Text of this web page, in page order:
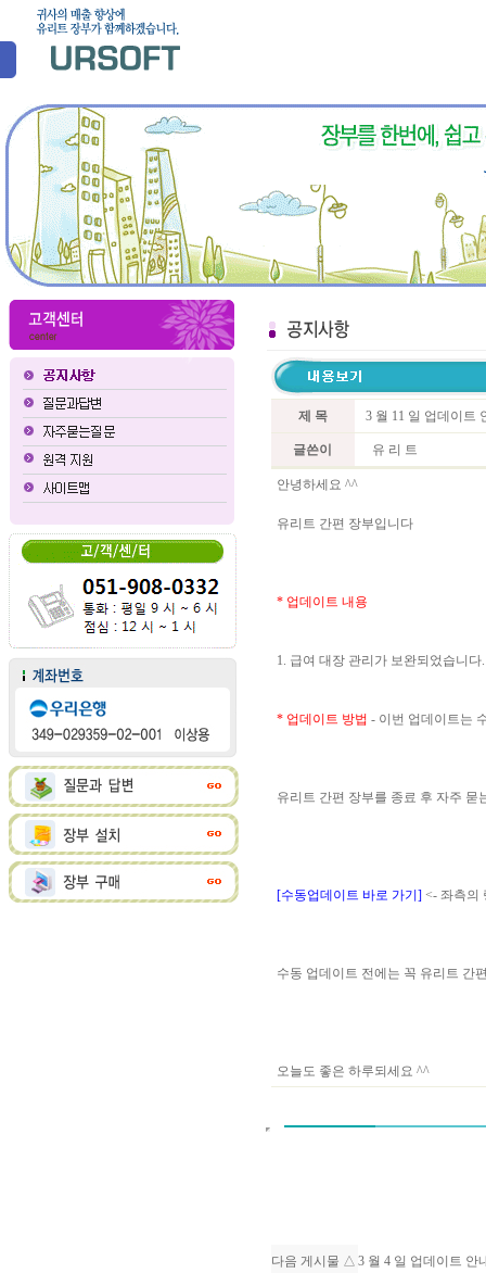
제 목 3 월 11 일 업데이트
글쓴이 유 리 트
안녕하세요 ^^
유리트 간편 장부입니다
* 업데이트 내용
1. 급여 대장 관리가 보완되었습니다.
* 업데이트 방법 - 이번 업데이트는
유리트 간편 장부를 종료 후 자주
[수동업데이트 바로 가기] <- 좌측의
수동 업데이트 전에는 꼭 유리트 간
오늘도 좋은 하루되세요 ^^
다음 게시물 △ 3 월 4 일 업데이트 안